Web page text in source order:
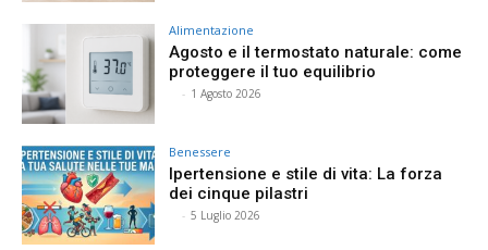
Alimentazione
Agosto e il termostato naturale: come
proteggere il tuo equilibrio
- 1 Agosto 2026
Benessere
Ipertensione e stile di vita: La forza
dei cinque pilastri
- 5 Luglio 2026